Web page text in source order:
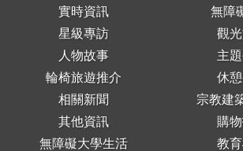
實時資訊
星級專訪
人物故事
輪椅旅遊推介
相關新聞
其他資訊
無障礙大學生活
無障
觀
主
休
宗教建
購
教